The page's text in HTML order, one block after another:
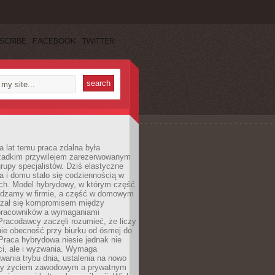
FACEBOOK TWITTER
lat temu praca zdalna była
przywilejem zarezerwowanym
specjalistów. Dziś elastyczne
i domu stało się codziennością w
Model hybrydowy, w którym część
w firmie, a część w domowym
się kompromisem między
a wymaganiami
zaczęli rozumieć, że liczy
obecność przy biurku od ósmej do
hybrydowa niesie jednak nie
ale i wyzwania. Wymaga
trybu dnia, ustalenia na nowo
życiem zawodowym a prywatnym